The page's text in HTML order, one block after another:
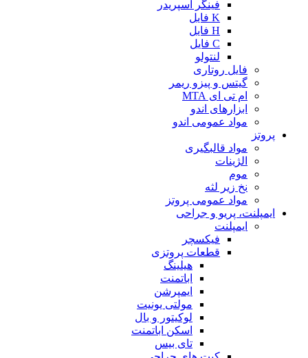
فینگر اسپریدر
K فایل
H فایل
C فایل
لنتولو
فایل روتاری
گیتس و پیزو ریمر
ام تی ای MTA
ابزارهای اندو
مواد عمومی اندو
پروتز
مواد قالبگیری
الژینات
موم
نخ زیر لثه
مواد عمومی پروتز
ایمپلنت، پریو و جراحی
ایمپلنت
فیکسچر
قطعات پروتزی
هیلینگ
اباتمنت
ایمپرشن
مولتی یونیت
لوکیتور و بال
اسکن اباتمنت
تای بیس